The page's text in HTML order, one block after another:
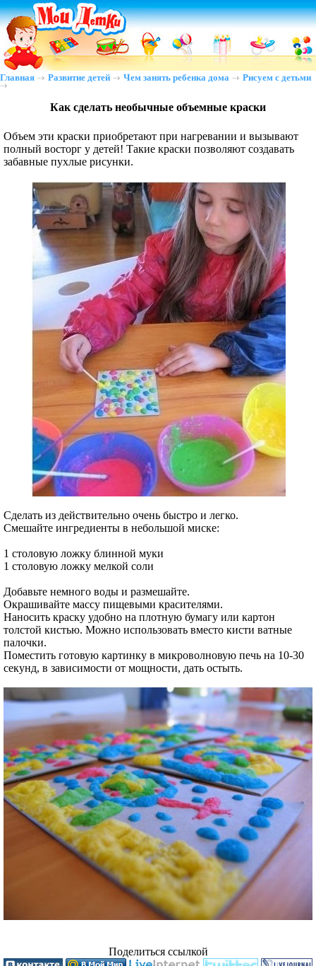
Главная Развитие детей Чем занять ребенка дома Рисуем с детьми
Как сделать необычные объемные краски
Объем эти краски приобретают при нагревании и вызывают
полный восторг у детей! Такие краски позволяют создавать
забавные пухлые рисунки.
Сделать из действительно очень быстро и легко.
Смешайте ингредиенты в небольшой миске:
1 столовую ложку блинной муки
1 столовую ложку мелкой соли
Добавьте немного воды и размешайте.
Окрашивайте массу пищевыми красителями.
Наносить краску удобно на плотную бумагу или картон
толстой кистью. Можно использовать вместо кисти ватные
палочки.
Поместить готовую картинку в микроволновую печь на 10-30
секунд, в зависимости от мощности, дать остыть.
Поделиться ссылкой